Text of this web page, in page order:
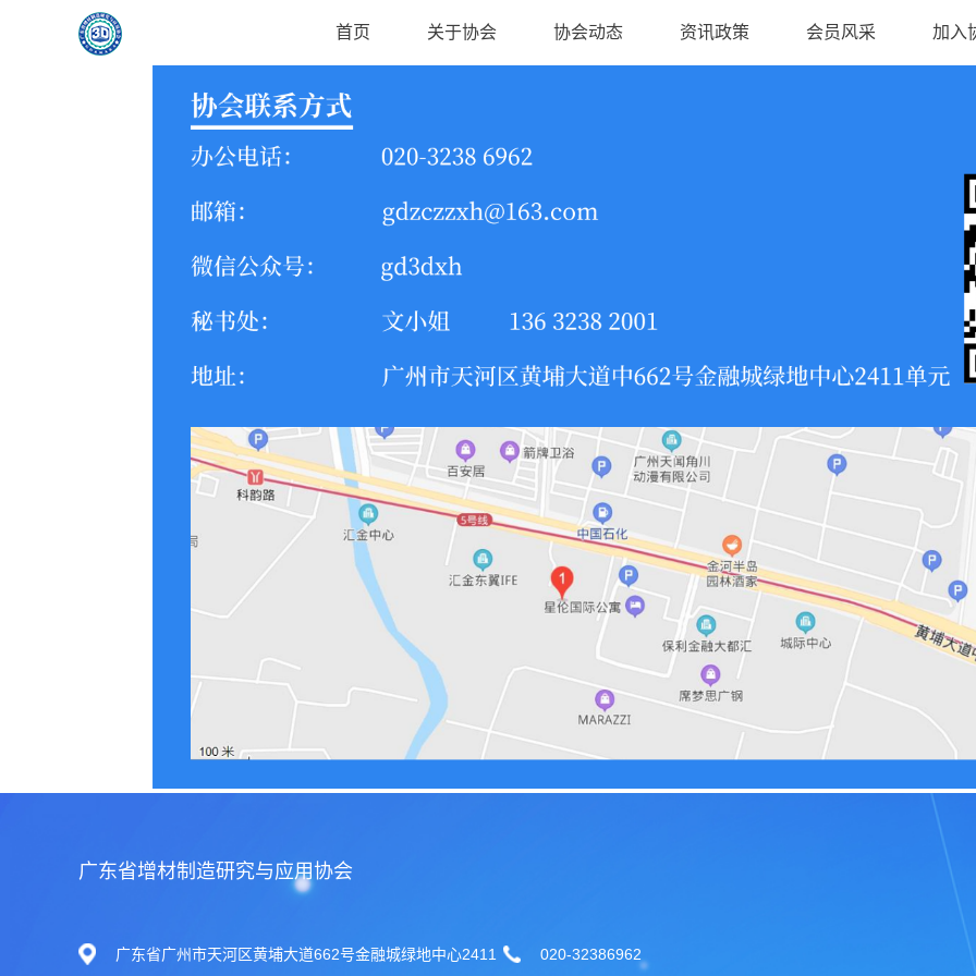
首页 关于协会 协会动态 资讯政策 会员风采 加入
广东省增材制造研究与应用协会
广东省广州市天河区黄埔大道662号金融城绿地中心2411
020-32386962